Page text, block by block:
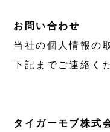
お問い合わせ
当社の個人情報の
下記までご連絡く
タイガーモブ株式